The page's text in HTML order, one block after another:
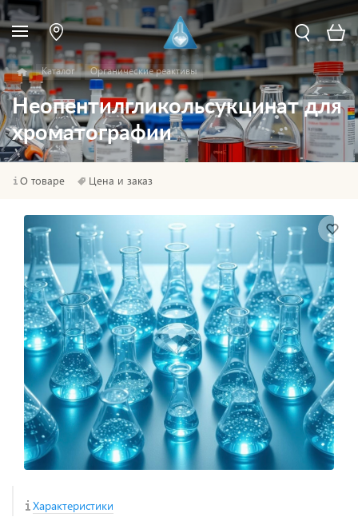
Каталог Органические реактивы
Неопентилгликольсукцинат для
хроматографии
О товаре Цена и заказ
Характеристики